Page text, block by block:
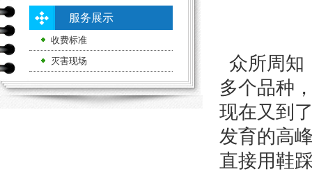
服务展示
收费标准
灭害现场
众所周知
多个品种
现在又到
发育的高
直接用鞋